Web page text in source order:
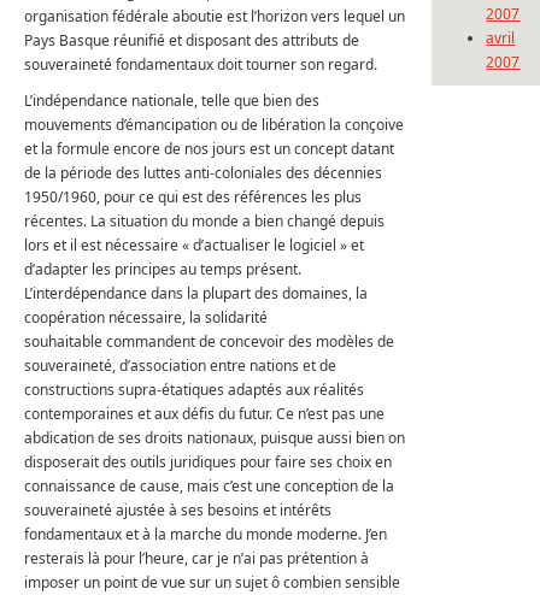
organisation fédérale aboutie est l’horizon vers lequel un
Pays Basque réunifié et disposant des attributs de
souveraineté fondamentaux doit tourner son regard.
L’indépendance nationale, telle que bien des
mouvements d’émancipation ou de libération la conçoive
et la formule encore de nos jours est un concept datant
de la période des luttes anti-coloniales des décennies
1950/1960, pour ce qui est des références les plus
récentes. La situation du monde a bien changé depuis
lors et il est nécessaire « d’actualiser le logiciel » et
d’adapter les principes au temps présent.
L’interdépendance dans la plupart des domaines, la
coopération nécessaire, la solidarité
souhaitable commandent de concevoir des modèles de
souveraineté, d’association entre nations et de
constructions supra-étatiques adaptés aux réalités
contemporaines et aux défis du futur. Ce n’est pas une
abdication de ses droits nationaux, puisque aussi bien on
disposerait des outils juridiques pour faire ses choix en
connaissance de cause, mais c’est une conception de la
souveraineté ajustée à ses besoins et intérêts
fondamentaux et à la marche du monde moderne. J’en
resterais là pour l’heure, car je n’ai pas prétention à
imposer un point de vue sur un sujet ô combien sensible
2007
avril
2007